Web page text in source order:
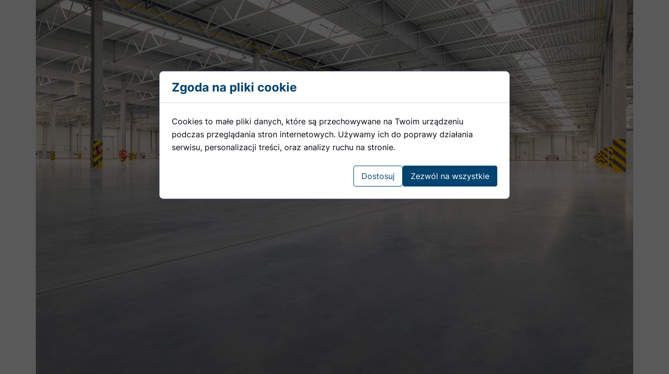
Zgoda na pliki cookie
Cookies to małe pliki danych, które są przechowywane na Twoim urządzeniu
podczas przeglądania stron internetowych. Używamy ich do poprawy działania
serwisu, personalizacji treści, oraz analizy ruchu na stronie.
Dostosuj Zezwól na wszystkie